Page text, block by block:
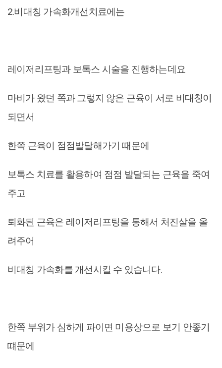
2.비대칭 가속화개선치료에는
레이저리프팅과 보톡스 시술을 진행하는데요
마비가 왔던 쪽과 그렇지 않은 근육이 서로 비대칭이
되면서
한쪽 근육이 점점발달해가기 때문에
보톡스 치료를 활용하여 점점 발달되는 근육을 죽여
주고
퇴화된 근육은 레이저리프팅을 통해서 처진살을 올
려주어
비대칭 가속화를 개선시킬 수 있습니다.
한쪽 부위가 심하게 파이면 미용상으로 보기 안좋기
떄문에